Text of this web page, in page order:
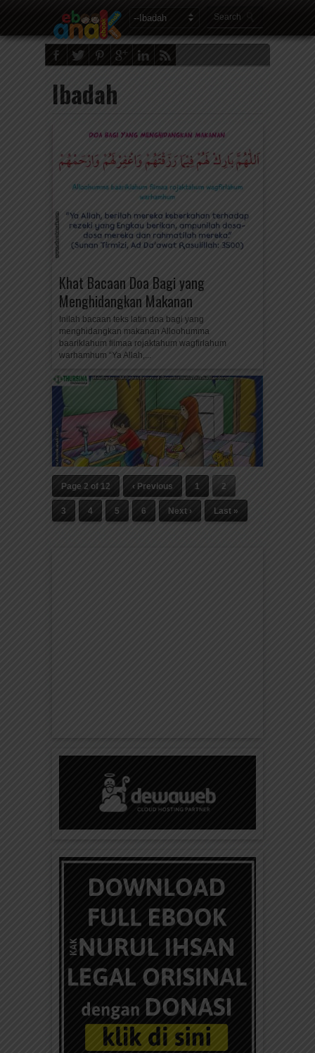
Ibadah
Khat Bacaan Doa Bagi yang
Menghidangkan Makanan
Inilah bacaan teks latin doa bagi yang
menghidangkan makanan Alloohumma
baariklahum fiimaa rojaktahum wagfirlahum
warhamhum “Ya Allah,...
Doa dan Adab Masuk Ke Masjid
Investasikan hartamu untuk akhiratmu dengan
donasi bantu ebookanak.com & elibrary.id update
konten setiap hari. DONASI KLIK DI SINI.
100 Tanya Jawab: Dosa Apa Saja
yang Dibenci Allah (Berdasarkan Al-
Qur’an & Hadis Sahih)
Page 2 of 12 ‹ Previous 1 2
3 4 5 6 Next › Last »